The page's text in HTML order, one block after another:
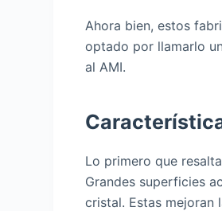
Ahora bien, estos
optado por llamarlo
al AMI.
Lo primero que
Grandes superficies
cristal. Estas mejoran